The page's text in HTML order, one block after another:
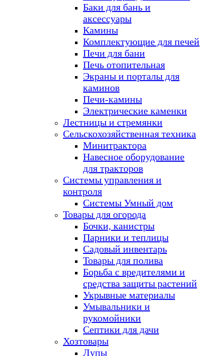
Баки для бань и
аксессуары
Камины
Комплектующие для печей
Печи для бани
Печь отопительная
Экраны и порталы для
каминов
Печи-камины
Электрические каменки
Лестницы и стремянки
Сельскохозяйственная техника
Минитрактора
Навесное оборудование
для тракторов
Системы управления и
контроля
Системы Умный дом
Товары для огорода
Бочки, канистры
Парники и теплицы
Садовый инвентарь
Товары для полива
Борьба с вредителями и
средства защиты растений
Укрывные материалы
Умывальники и
рукомойники
Септики для дачи
Хозтовары
Лупы